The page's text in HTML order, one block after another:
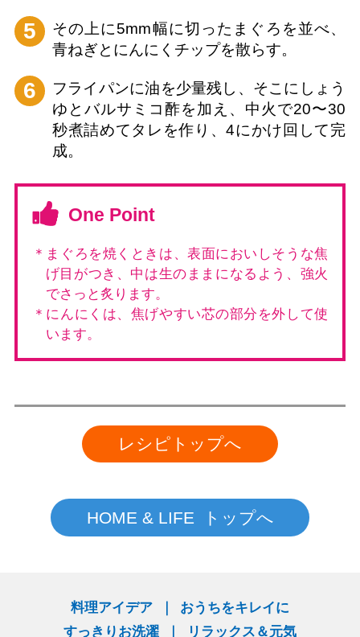
5
その上に5mm幅に切ったまぐろを並べ、
青ねぎとにんにくチップを散らす。
6
フライパンに油を少量残し、そこにしょう
ゆとバルサミコ酢を加え、中火で20〜30
秒煮詰めてタレを作り、4にかけ回して完
成。
One Point
＊まぐろを焼くときは、表面においしそうな焦
げ目がつき、中は生のままになるよう、強火
でさっと炙ります。
＊にんにくは、焦げやすい芯の部分を外して使
います。
レシピトップへ
HOME & LIFE トップへ
料理アイデア
おうちをキレイに
すっきりお洗濯
リラックス＆元気